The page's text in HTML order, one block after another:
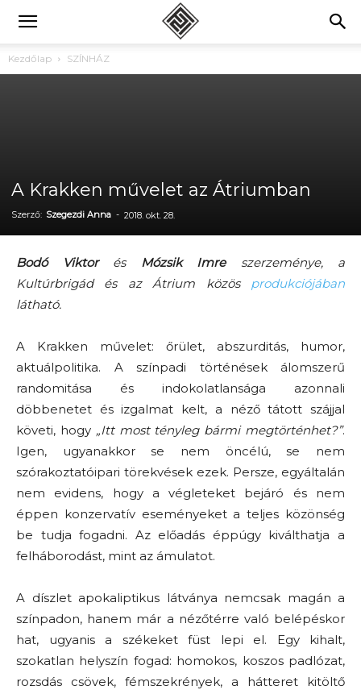
Kezdőlap SZÍNHÁZ
A Krakken művelet az Átriumban
Szerző: Szegezdi Anna - 2018. okt. 28.
Bodó Viktorés Mózsik Imreszerzeménye, a
Kultúrbrigád és az Átrium közös produkciójában
látható.
A Krakken művelet: őrület, abszurditás, humor,
aktuálpolitika. A színpadi történések álomszerű
randomitása és indokolatlansága azonnali
döbbenetet és izgalmat kelt, a néző tátott szájjal
követi, hogy „Itt most tényleg bármi megtörténhet?”.
Igen, ugyanakkor se nem öncélú, se nem
szórakoztatóipari törekvések ezek. Persze, egyáltalán
nem evidens, hogy a végleteket bejáró és nem
éppen konzervatív eseményeket a teljes közönség
be tudja fogadni. Az előadás éppúgy kiválthatja a
felháborodást, mint az ámulatot.
A díszlet apokaliptikus látványa nemcsak magán a
színpadon, hanem már a nézőtérre való belépéskor
hat, ugyanis a székeket füst lepi el. Egy kihalt,
szokatlan helyszín fogad: homokos, koszos padlózat,
rozsdás csövek, fémszekrények, a hátteret kitöltő